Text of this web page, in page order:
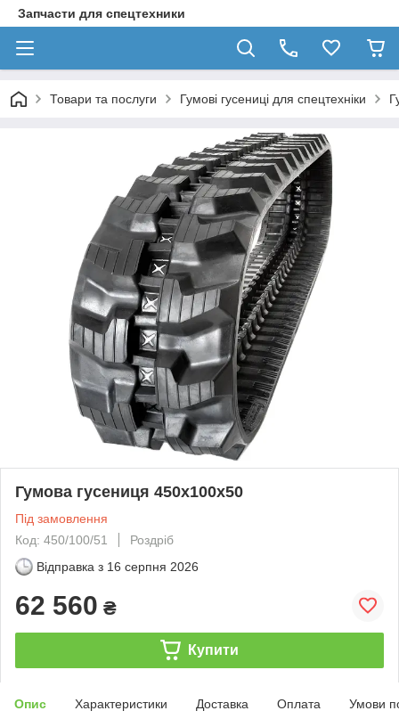
Запчасти для спецтехники
Товари та послуги Гумові гусениці для спецтехніки
Гумова гусениця 450х100х50
Під замовлення
Код: 450/100/51
Роздріб
Відправка з 16 серпня 2026
62 560 ₴
Купити
Опис Характеристики Доставка Оплата Умови